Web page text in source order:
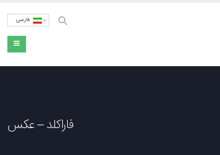
فارسی
فاراکلد – عکس